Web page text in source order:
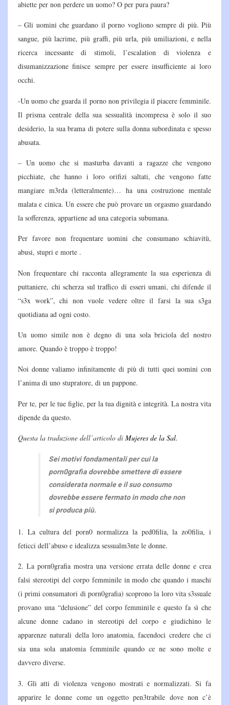
abiette per non perdere un uomo? O per pura paura?
– Gli uomini che guardano il porno vogliono sempre di più. Più
sangue, più lacrime, più graffi, più urla, più umiliazioni, e nella
ricerca incessante di stimoli, l’escalation di violenza e
disumanizzazione finisce sempre per essere insufficiente ai loro
occhi.
-Un uomo che guarda il porno non privilegia il piacere femminile.
Il prisma centrale della sua sessualità incompresa è solo il suo
desiderio, la sua brama di potere sulla donna subordinata e spesso
abusata.
– Un uomo che si masturba davanti a ragazze che vengono
picchiate, che hanno i loro orifizi saltati, che vengono fatte
mangiare m3rda (letteralmente)… ha una costruzione mentale
malata e cinica. Un essere che può provare un orgasmo guardando
la sofferenza, appartiene ad una categoria subumana.
Per favore non frequentare uomini che consumano schiavitù,
abusi, stupri e morte .
Non frequentare chi racconta allegramente la sua esperienza di
puttaniere, chi scherza sul traffico di esseri umani, chi difende il
“s3x work”, chi non vuole vedere oltre il farsi la sua s3ga
quotidiana ad ogni costo.
Un uomo simile non è degno di una sola briciola del nostro
amore. Quando è troppo è troppo!
Noi donne valiamo infinitamente di più di tutti quei uomini con
l’anima di uno stupratore, di un pappone.
Per te, per le tue figlie, per la tua dignità e integrità. La nostra vita
dipende da questo.
Questa la traduzione dell’articolo di Mujeres de la Sal.
Sei motivi fondamentali per cui la
porn0grafia dovrebbe smettere di essere
considerata normale e il suo consumo
dovrebbe essere fermato in modo che non
si produca più.
1. La cultura del porn0 normalizza la ped0filia, la zo0filia, i
feticci dell’abuso e idealizza sessualm3nte le donne.
2. La porn0grafia mostra una versione errata delle donne e crea
falsi stereotipi del corpo femminile in modo che quando i maschi
(i primi consumatori di porn0grafia) scoprono la loro vita s3ssuale
provano una “delusione” del corpo femminile e questo fa sì che
alcune donne cadano in stereotipi del corpo e giudichino le
apparenze naturali della loro anatomia, facendoci credere che ci
sia una sola anatomia femminile quando ce ne sono molte e
davvero diverse.
3. Gli atti di violenza vengono mostrati e normalizzati. Si fa
apparire le donne come un oggetto pen3trabile dove non c’è